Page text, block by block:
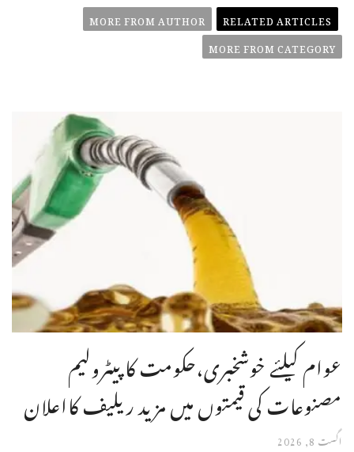
RELATED ARTICLES
MORE FROM AUTHOR
MORE FROM CATEGORY
عوام کیلئے خوشخبری،حکومت کا پیٹرولیم
مصنوعات کی قیمتوں میں مزید ریلیف کااعلان
اگست 8, 2026